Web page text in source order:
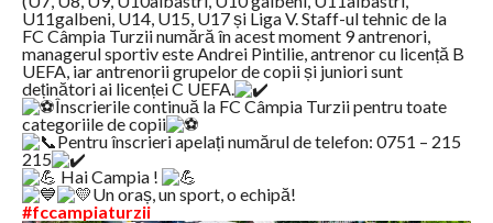
U11galbeni, U14, U15, U17 și Liga V. Staff-ul tehnic de la
FC Câmpia Turzii numără în acest moment 9 antrenori,
managerul sportiv este Andrei Pintilie, antrenor cu licență B
UEFA, iar antrenorii grupelor de copii și juniori sunt
deținători ai licenței C UEFA.
Înscrierile continuă la FC Câmpia Turzii pentru toate
categoriile de copii
Pentru înscrieri apelați numărul de telefon: 0751 – 215
215
Hai Campia !
Un oraș, un sport, o echipă!
#fccampiaturzii